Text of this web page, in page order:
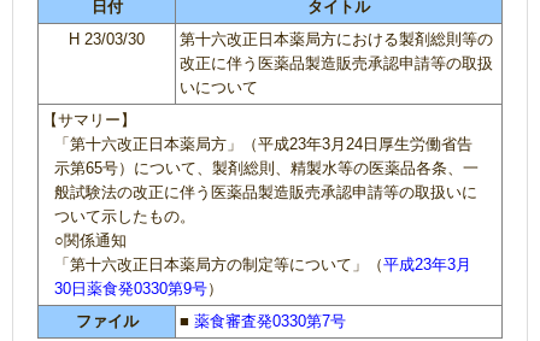
日付
タイトル
H 23/03/30
第十六改正日本薬局方における製剤総則等の
改正に伴う医薬品製造販売承認申請等の取扱
いについて
【サマリー】
「第十六改正日本薬局方」（平成23年3月24日厚生労働省告
示第65号）について、製剤総則、精製水等の医薬品各条、一
般試験法の改正に伴う医薬品製造販売承認申請等の取扱いに
ついて示したもの。
○関係通知
「第十六改正日本薬局方の制定等について」（平成23年3月
30日薬食発0330第9号）
ファイル
■ 薬食審査発0330第7号